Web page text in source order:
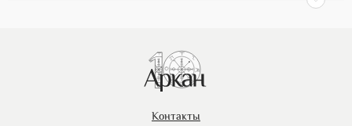
Контакты